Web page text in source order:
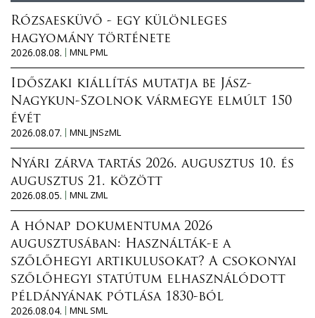
Rózsaesküvő - egy különleges
hagyomány története
2026.08.08.
MNL PML
Időszaki kiállítás mutatja be Jász-
Nagykun-Szolnok vármegye elmúlt 150
évét
2026.08.07.
MNL JNSzML
Nyári zárva tartás 2026. augusztus 10. és
augusztus 21. között
2026.08.05.
MNL ZML
A hónap dokumentuma 2026
augusztusában: Használták-e a
szőlőhegyi artikulusokat? A csokonyai
szőlőhegyi statútum elhasználódott
példányának pótlása 1830-ból
2026.08.04.
MNL SML